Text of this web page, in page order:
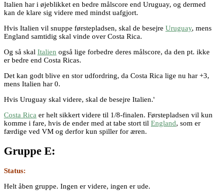
Italien har i øjeblikket en bedre målscore end Uruguay, og dermed
kan de klare sig videre med mindst uafgjort.
Hvis Italien vil snuppe førstepladsen, skal de besejre Uruguay, mens
England samtidig skal vinde over Costa Rica.
Og så skal Italien også lige forbedre deres målscore, da den pt. ikke
er bedre end Costa Ricas.
Det kan godt blive en stor udfordring, da Costa Rica lige nu har +3,
mens Italien har 0.
Hvis Uruguay skal videre, skal de besejre Italien.'
Costa Rica er helt sikkert videre til 1/8-finalen. Førstepladsen vil kun
komme i fare, hvis de ender med at tabe stort til England, som er
færdige ved VM og derfor kun spiller for æren.
Gruppe E:
Status:
Helt åben gruppe. Ingen er videre, ingen er ude.